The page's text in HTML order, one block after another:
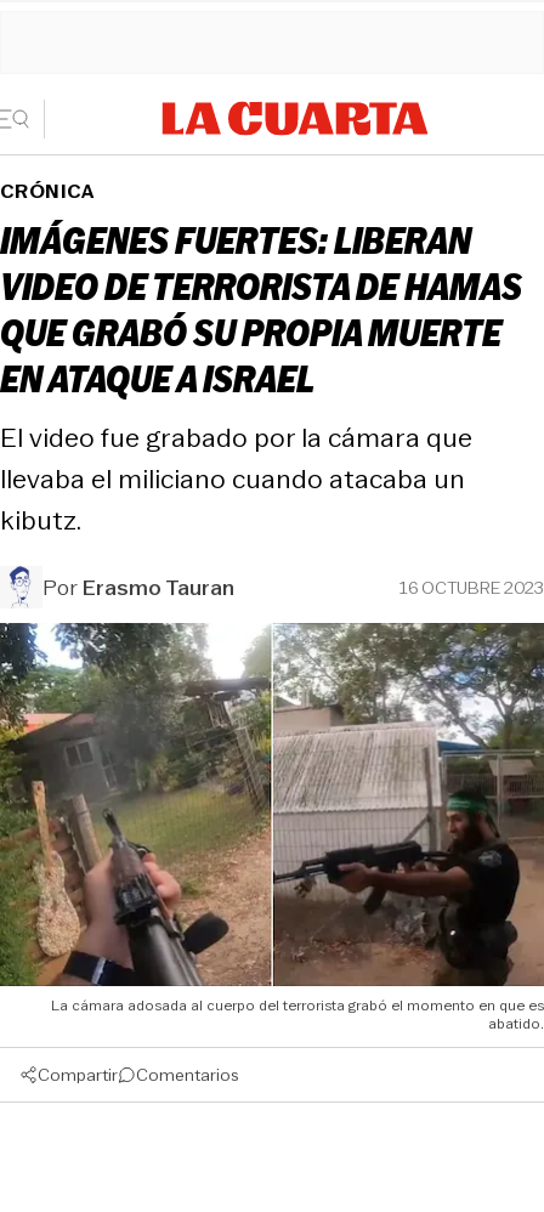
CRÓNICA
IMÁGENES FUERTES: LIBERAN
VIDEO DE TERRORISTA DE HAMAS
QUE GRABÓ SU PROPIA MUERTE
EN ATAQUE A ISRAEL
El video fue grabado por la cámara que
llevaba el miliciano cuando atacaba un
kibutz.
PorErasmo Tauran 16 OCTUBRE 2023
La cámara adosada al cuerpo del terrorista grabó el momento en que es
abatido.
Compartir Comentarios